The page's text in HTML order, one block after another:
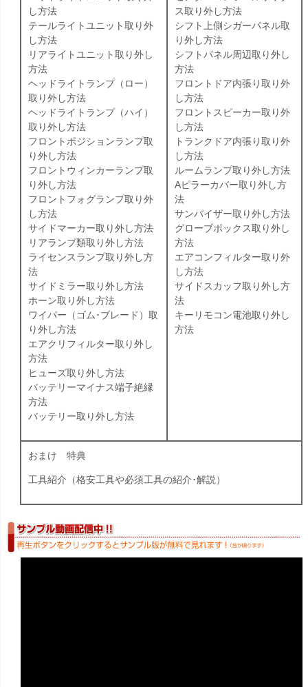
し方法
テールライトユニット取り外
し方法
リアライトユニット取り外し
方法
ヘッドライトランプ（ロー）
取り外し方法
ヘッドライトランプ（ハイ）
取り外し方法
フロントポジションランプ取
り外し方法
フロントウィンカーランプ取
り外し方法
フロントフォグランプ取り外
し方法
サイドマーカー取り外し方法
リアランプ類取り外し方法
ライセンスランプ取り外し方
法
サイドミラー取り外し方法
ホーン取り外し方法
ワイパー（ゴム･ブレード）取
り外し方法
エアクリフィルター取り外し
方法
ヒューズ取り外し方法
バッテリーマイナス端子絶縁
方法
バッテリー取り外し方法
ス取り外し方法
シフト上側シガーパネル取
り外し方法
シフトパネル周辺取り外し
方法
フロントドア内張り取り外
し方法
フロントスピーカー取り外
し方法
トランクドア内張り取り外
し方法
ルームランプ取り外し方法
Aピラーカバー取り外し方
法
サンバイザー取り外し方法
グローブボックス取り外し
方法
エアコンフィルター取り外
し方法
サイドスカッフ取り外し方
法
キーリモコン電池取り外し
方法
おまけ 特典
工具紹介（格安工具や必須工具の紹介･解説）